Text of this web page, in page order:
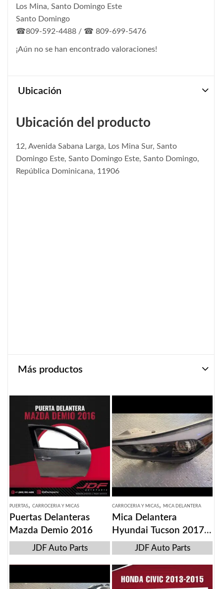
Los Mina, Santo Domingo Este
Santo Domingo
☎809-592-4488 / ☎ 809-699-5476
¡Aún no se han encontrado valoraciones!
Ubicación
Ubicación del producto
12, Avenida Sabana Larga, Los Mina Sur, Santo
Domingo Este, Santo Domingo Este, Santo Domingo,
República Dominicana, 11906
Más productos
PUERTAS, CARROCERIA Y MICAS
Puertas Delanteras
Mazda Demio 2016
JDF Auto Parts
CARROCERIA Y MICAS, MICA DELANTERA
Mica Delantera
Hyundai Tucson 2017-
19
JDF Auto Parts